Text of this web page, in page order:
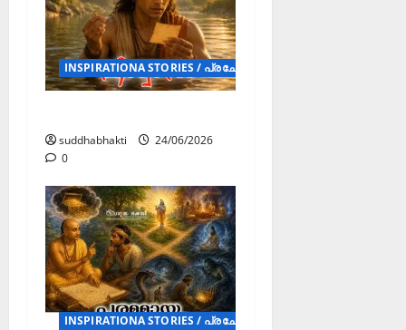
INSPIRATIONA STORIES / പ്രചോദക കഥകൾ (STORY)
suddhabhakti
24/06/2026
0
INSPIRATIONA STORIES / പ്രചോദക കഥകൾ (STORY)